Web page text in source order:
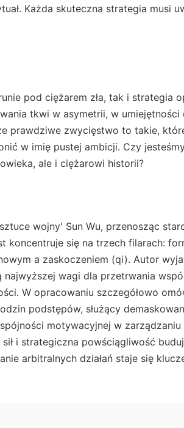
Każda skuteczna strategia musi
pod ciężarem zła, tak i strategia
tkwi w asymetrii, w umiejętności
prawdziwe zwycięstwo to takie,
w imię pustej ambicji. Czy
ale i ciężarowi historii?
wojny' Sun Wu, przenosząc
koncentruje się na trzech filarach:
a zaskoczeniem (qi). Autor
wagi dla przetrwania
W opracowaniu szczegółowo
podstępów, służący
motywacyjnej w
i strategiczna powściągliwość
arbitralnych działań staje się